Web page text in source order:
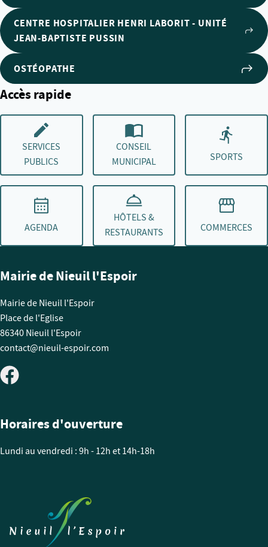
CENTRE HOSPITALIER HENRI LABORIT - UNITÉ
JEAN-BAPTISTE PUSSIN
OSTÉOPATHE
Accès rapide
SERVICES
PUBLICS
CONSEIL
MUNICIPAL
SPORTS
AGENDA
HÔTELS &
RESTAURANTS
COMMERCES
Mairie de Nieuil l'Espoir
Mairie de Nieuil l'Espoir
Place de l'Eglise
86340 Nieuil l'Espoir
contact@nieuil-espoir.com
Horaires d'ouverture
Lundi au vendredi : 9h - 12h et 14h-18h